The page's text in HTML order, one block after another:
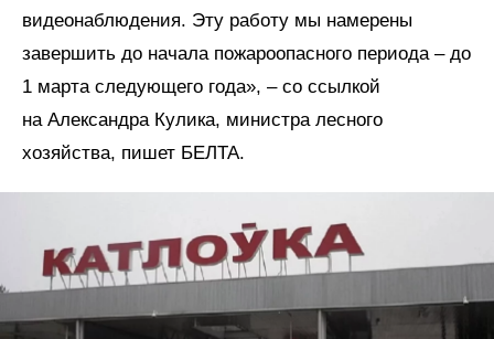
видеонаблюдения. Эту работу мы намерены
завершить до начала пожароопасного периода – до
1 марта следующего года», – со ссылкой
на Александра Кулика, министра лесного
хозяйства, пишет БЕЛТА.